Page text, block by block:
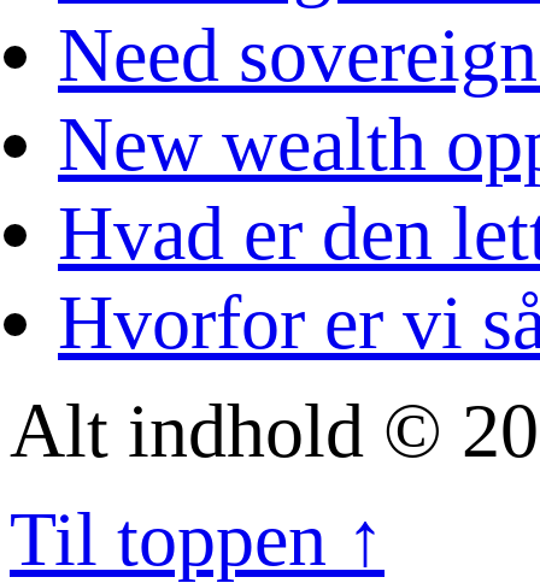
Need
New wealth
Hvad er den
Hvorfor er vi
Alt indhold ©
Til toppen ↑